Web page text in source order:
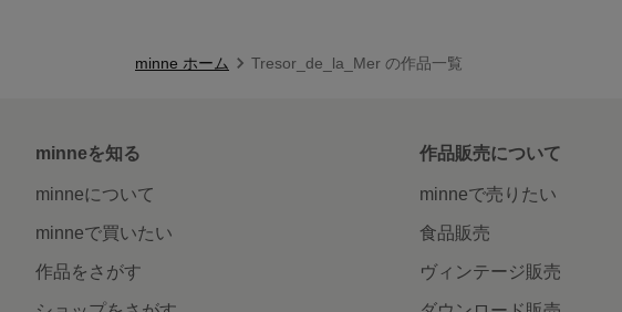
minne ホーム Tresor_de_la_Mer の作品一覧
minneを知る
minneについて
minneで買いたい
作品をさがす
作品販売について
minneで売りたい
食品販売
ヴィンテージ販売